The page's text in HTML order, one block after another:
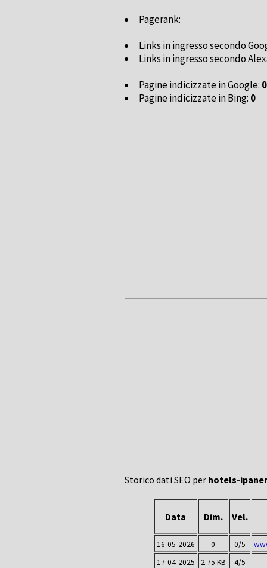
Pagerank:
Links in ingresso secondo
Links in ingresso secondo
Pagine indicizzate in Google: 0
Pagine indicizzate in Bing: 0
Storico dati SEO per hotels-
Data Dim. Vel.
16-05-2026 0 0/5
17-04-2025
2.75 KB
4/5